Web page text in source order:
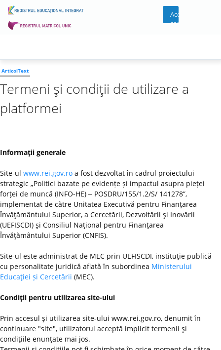
Acces
cont
ArticolText
Termeni şi condiţii de utilizare a
platformei
Informaţii generale
Site-ul www.rei.gov.ro a fost dezvoltat în cadrul proiectului
strategic „Politici bazate pe evidențe și impactul asupra pieței
forței de muncă (INFO-HE) ‒ POSDRU/155/1.2/S/ 141278”,
implementat de către Unitatea Executivă pentru Finanţarea
Învăţământului Superior, a Cercetării, Dezvoltării şi Inovării
(UEFISCDI) şi Consiliul Naţional pentru Finanţarea
Învăţământului Superior (CNFIS).
Site-ul este administrat de MEC prin UEFISCDI, instituţie publică
cu personalitate juridică aflată în subordinea Ministerului
Educaţiei și Cercetării (MEC).
Condiţii pentru utilizarea site-ului
Prin accesul şi utilizarea site-ului www.rei.gov.ro, denumit în
continuare "site", utilizatorul acceptă implicit termenii şi
condiţiile enunţate mai jos.